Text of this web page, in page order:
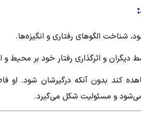
شناخت الگوهای رفتاری و انگیزه‌ها.
و اثرگذاری رفتار خود بر محیط و
کند بدون آنکه درگیرشان شود. او
و مسئولیت شکل می‌گیرد.